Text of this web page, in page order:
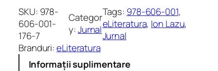
n
t
i
t
a
SKU: 978-
606-001-
176-7
Categor
y:Jurnal
Tags: 978-606-001
eLiteratura, Ion Lazu
Jurnal
Branduri:eLiteratura
Informații suplimentare